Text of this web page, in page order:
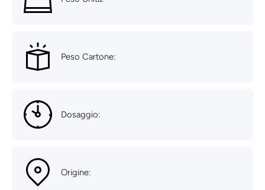
Peso Cartone:
Dosaggio:
Origine: